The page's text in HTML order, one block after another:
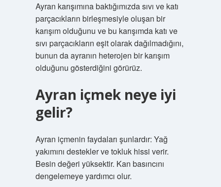
Ayran karışımına baktığımızda sıvı ve katı
parçacıkların birleşmesiyle oluşan bir
karışım olduğunu ve bu karışımda katı ve
sıvı parçacıkların eşit olarak dağılmadığını,
bunun da ayranın heterojen bir karışım
olduğunu gösterdiğini görürüz.
Ayran içmek neye iyi
gelir?
Ayran içmenin faydaları şunlardır: Yağ
yakımını destekler ve tokluk hissi verir.
Besin değeri yüksektir. Kan basıncını
dengelemeye yardımcı olur.